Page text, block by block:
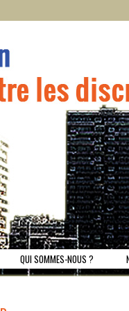
contre
QUI SOMMES-NOUS ?